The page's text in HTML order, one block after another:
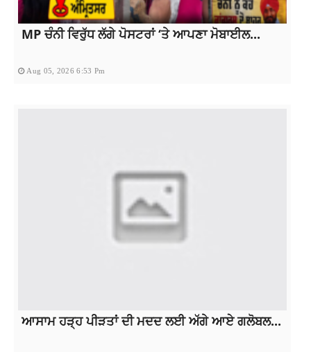
MP ਚੰਨੀ ਵਿਰੁੱਧ ਲੱਗੇ ਪੋਸਟਰਾਂ ‘ਤੇ ਆਪਣਾ ਮੋਬਾਈਲ...
Aug 05, 2026 6:53 Pm
ਆਸਾਮ ਹੜ੍ਹ ਪੀੜਤਾਂ ਦੀ ਮਦਦ ਲਈ ਅੱਗੇ ਆਏ ਗਲੋਬਲ...